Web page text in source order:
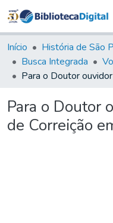
Início História de São
Busca Integrada
Para o Doutor
de Correição